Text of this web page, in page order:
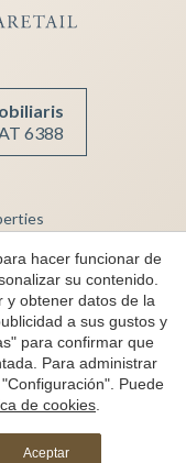
6388
hacer funcionar de
su contenido.
y obtener datos de la
a sus gustos y
para confirmar que
Para administrar
Puede
de cookies
Aceptar